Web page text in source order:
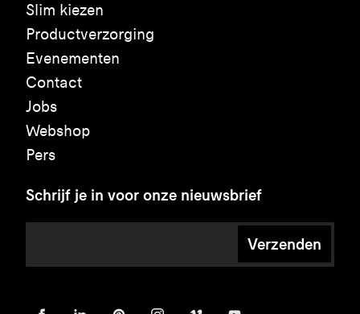
Slim kiezen
Productverzorging
Evenementen
Contact
Jobs
Webshop
Pers
Schrijf je in voor onze nieuwsbrief
Verzenden